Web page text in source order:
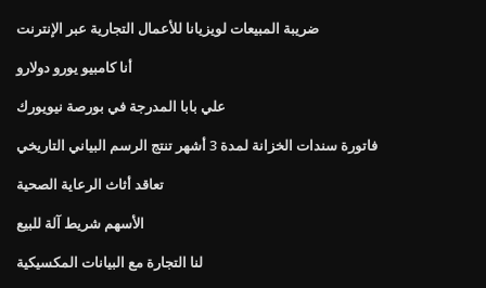
ضريبة المبيعات لويزيانا للأعمال التجارية عبر الإنترنت
أنا كامبيو يورو دولارو
علي بابا المدرجة في بورصة نيويورك
فاتورة سندات الخزانة لمدة 3 أشهر تنتج الرسم البياني التاريخي
تعاقد أثاث الرعاية الصحية
الأسهم شريط آلة للبيع
لنا التجارة مع البيانات المكسيكية